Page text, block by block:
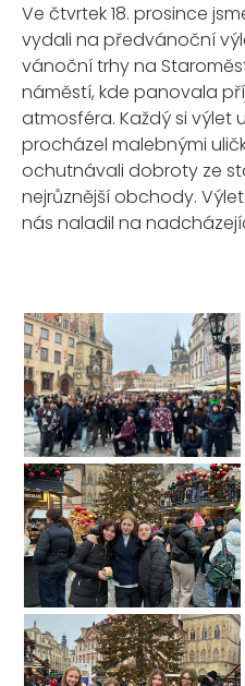
Ve čtvrtek 18. prosince
vydali na předvánoční
vánoční trhy na
náměstí, kde panovala
atmosféra. Každý si výlet
procházel malebnými
ochutnávali dobroty ze
nejrůznější obchody.
nás naladil na